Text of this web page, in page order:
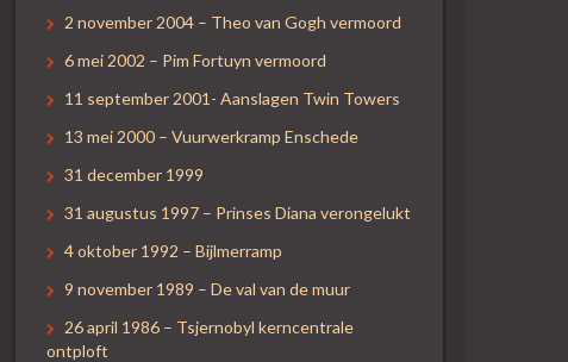
2 november 2004 – Theo van Gogh vermoord
6 mei 2002 – Pim Fortuyn vermoord
11 september 2001- Aanslagen Twin Towers
13 mei 2000 – Vuurwerkramp Enschede
31 december 1999
31 augustus 1997 – Prinses Diana verongelukt
4 oktober 1992 – Bijlmerramp
9 november 1989 – De val van de muur
26 april 1986 – Tsjernobyl kerncentrale
ontploft